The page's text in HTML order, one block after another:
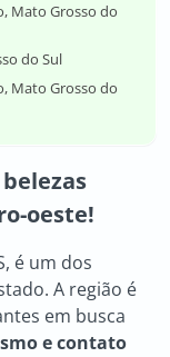
Mato Grosso do
do Sul
Mato Grosso do
oeste!
é um dos
A região é
em busca
e contato